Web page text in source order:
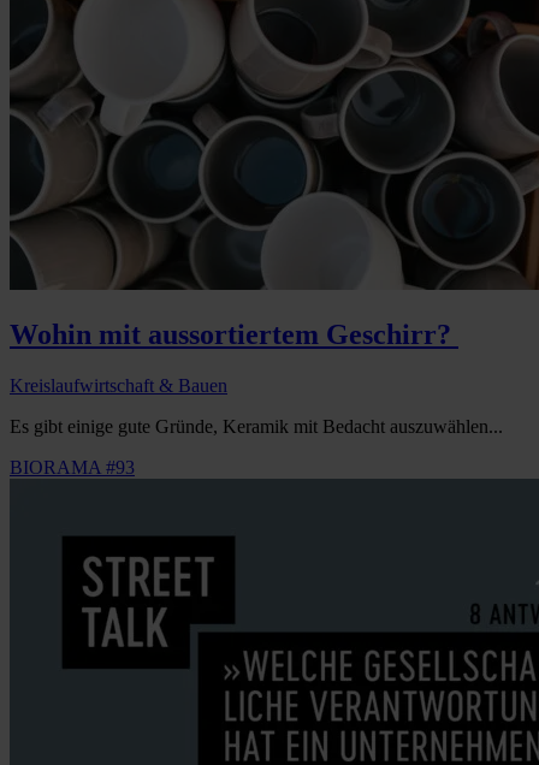
Wohin mit aussortiertem Geschirr?
Kreislaufwirtschaft & Bauen
Es gibt einige gute Gründe, Keramik mit Bedacht auszuwählen...
BIORAMA #93